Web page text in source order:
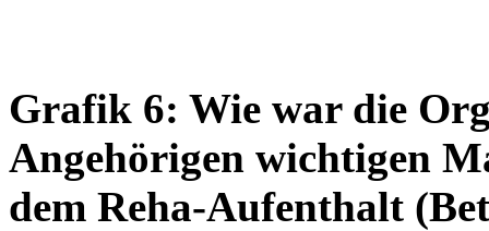
Grafik 6: Wie war die
Angehörigen wichtigen
dem Reha-Aufenthalt